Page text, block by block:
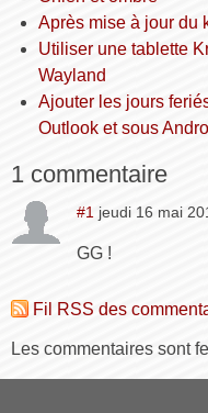
Après mise à jour du
Utiliser une tablette
Wayland
Ajouter les jours
Outlook et sous
1 commentaire
#1 jeudi 16 mai
GG !
Fil RSS des
Les commentaires sont